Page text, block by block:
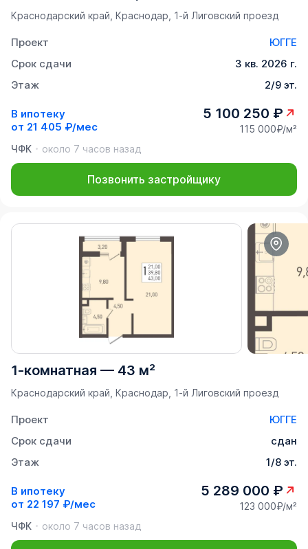
Краснодарский край, Краснодар, 1-й Лиговский проезд
Проект
ЮГГЕ
Срок сдачи
3 кв. 2026 г.
Этаж
2/9 эт.
В ипотеку
от 21 405 ₽/мес
5 100 250 ₽
115 000₽/м²
ЧФК
около 7 часов назад
Позвонить застройщику
1-комнатная — 43 м²
Краснодарский край, Краснодар, 1-й Лиговский проезд
Проект
ЮГГЕ
Срок сдачи
сдан
Этаж
1/8 эт.
В ипотеку
от 22 197 ₽/мес
5 289 000 ₽
123 000₽/м²
ЧФК
около 7 часов назад